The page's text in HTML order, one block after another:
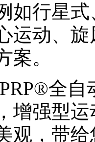
如行星
运动、
案。
全
增强型
观，带